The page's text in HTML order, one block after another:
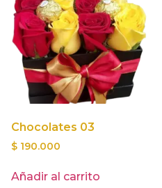
Chocolates 03
$ 190.000
Añadir al carrito